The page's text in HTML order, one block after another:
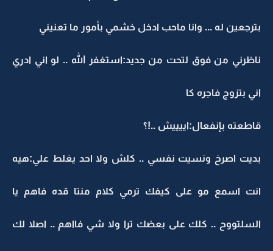
بترجعين له ... وانا ماحب ادخل خشمي بأمور ما تعنيني
ناظرني من فوق لتحت من جديد:استغفر الله .. لو اني ادري
اني بتزوج فاجره كا
قاطعته بإنفعال:اييييش ..!؟
بديت اصرخ ونسيت نفسي .. كلش ولا احد يغلط علي:هيه
انت اسمع مو على كيفك ترمي كلام منتا قده فاهم يا
السلتووح .. كلك على بعضك ترا ولا شي فااهم .. اصلا لك